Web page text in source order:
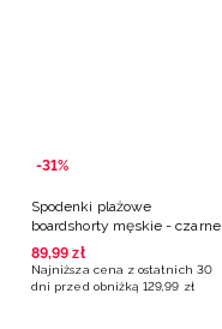
-31%
Spodenki plażowe
boardshorty męskie - czarne
89,99 zł
Najniższa cena z ostatnich 30
dni przed obniżką 129,99 zł